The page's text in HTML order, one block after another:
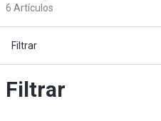
6 Artículos
Filtrar
Filtrar